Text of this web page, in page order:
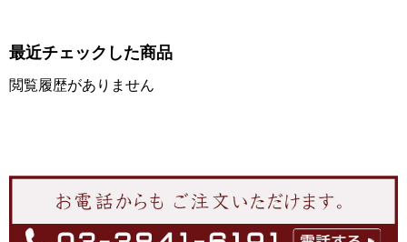
最近チェックした商品
閲覧履歴がありません